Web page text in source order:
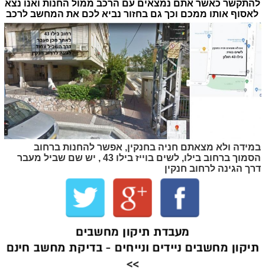
מעבדת תיקון מחשבים
תיקון מחשבים ניידים ונייחים - בדיקת מחשב חינם
>>
להתקשר כאשר אתם נמצאים עם הרכב ממול החנות ואנו נצא
לאסוף אותו ממכם וכך גם בחזור נביא לכם את המחשב לרכב
במידה ולא מצאתם חניה בחנקין, אפשר להחנות ברחוב
הסמוך ברחוב בילו, לשים בוייז בילו 43 , יש שם שביל מעבר
דרך הגינה לרחוב חנקין